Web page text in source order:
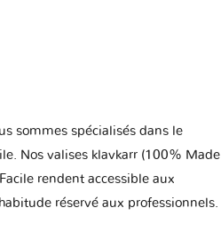
sommes spécialisés dans le
Nos valises klavkarr (100% Made
rendent accessible aux
réservé aux professionnels.